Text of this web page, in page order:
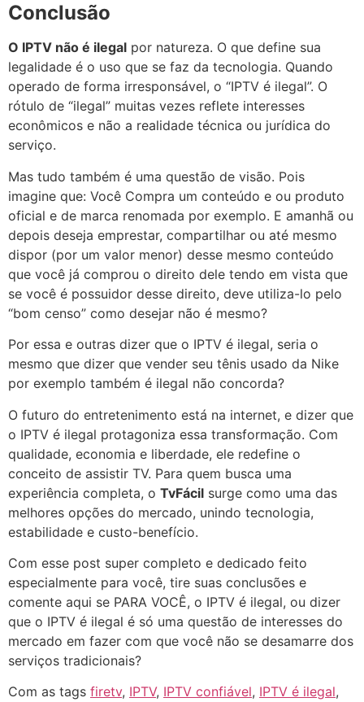
Conclusão
O IPTV não é ilegal por natureza. O que define sua
legalidade é o uso que se faz da tecnologia. Quando
operado de forma irresponsável, o “IPTV é ilegal”. O
rótulo de “ilegal” muitas vezes reflete interesses
econômicos e não a realidade técnica ou jurídica do
serviço.
Mas tudo também é uma questão de visão. Pois
imagine que: Você Compra um conteúdo e ou produto
oficial e de marca renomada por exemplo. E amanhã ou
depois deseja emprestar, compartilhar ou até mesmo
dispor (por um valor menor) desse mesmo conteúdo
que você já comprou o direito dele tendo em vista que
se você é possuidor desse direito, deve utiliza-lo pelo
“bom censo” como desejar não é mesmo?
Por essa e outras dizer que o IPTV é ilegal, seria o
mesmo que dizer que vender seu tênis usado da Nike
por exemplo também é ilegal não concorda?
O futuro do entretenimento está na internet, e dizer que
o IPTV é ilegal protagoniza essa transformação. Com
qualidade, economia e liberdade, ele redefine o
conceito de assistir TV. Para quem busca uma
experiência completa, o TvFácil surge como uma das
melhores opções do mercado, unindo tecnologia,
estabilidade e custo-benefício.
Com esse post super completo e dedicado feito
especialmente para você, tire suas conclusões e
comente aqui se PARA VOCÊ, o IPTV é ilegal, ou dizer
que o IPTV é ilegal é só uma questão de interesses do
mercado em fazer com que você não se desamarre dos
serviços tradicionais?
Com as tags firetv, IPTV, IPTV confiável, IPTV é ilegal,